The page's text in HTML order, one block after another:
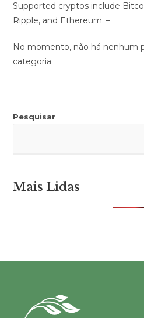
Supported cryptos include
Ripple, and Ethereum. –
No momento, não há nenhum
categoria.
Pesquisar
Mais Lidas